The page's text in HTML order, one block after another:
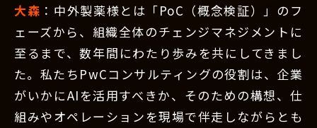
大森 ：中外製薬様とは「PoC（概念検証）」のフ
ェーズから、組織全体のチェンジマネジメントに
至るまで、数年間にわたり歩みを共にしてきまし
た。私たちPwCコンサルティングの役割は、企業
がいかにAIを活用すべきか、そのための構想、仕
組みやオペレーションを現場で伴走しながらとも